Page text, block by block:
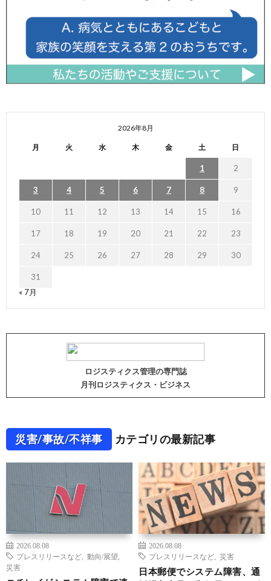
2026年8月
月 火 水 木 金 土 日
1 2
3 4 5 6 7 8 9
10 11 12 13 14 15 16
17 18 19 20 21 22 23
24 25 26 27 28 29 30
31
« 7月
ロジスティクス管理の専門誌
月刊ロジスティクス・ビジネス
災害/事故/不祥事 カテゴリの最新記事
2026.08.08
プレスリリースなど
動向/展望
災害
2026.08.08
プレスリリースなど
災害
日本郵便でシステム障害、通